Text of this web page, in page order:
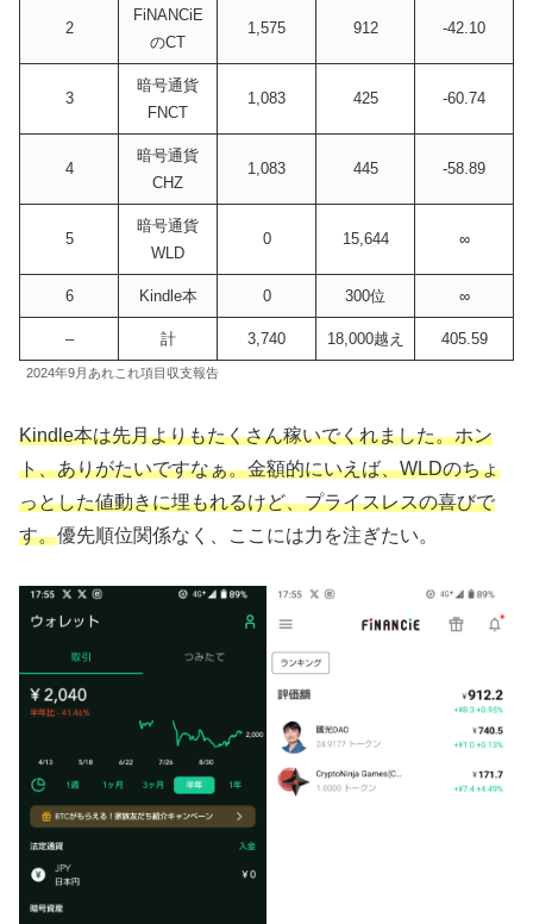
2
FiNANCiE
のCT
1,575 912 -42.10
3
暗号通貨
FNCT
1,083 425 -60.74
4
暗号通貨
CHZ
1,083 445 -58.89
5
暗号通貨
WLD
0 15,644 ∞
6 Kindle本 0 300位 ∞
– 計 3,740 18,000越え 405.59
2024年9月あれこれ項目収支報告
Kindle本は先月よりもたくさん稼いでくれました。ホン
ト、ありがたいですなぁ。金額的にいえば、WLDのちょ
っとした値動きに埋もれるけど、プライスレスの喜びで
す。優先順位関係なく、ここには力を注ぎたい。